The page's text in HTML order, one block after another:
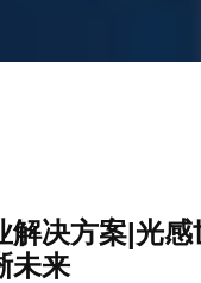
解决方案|光感
未来